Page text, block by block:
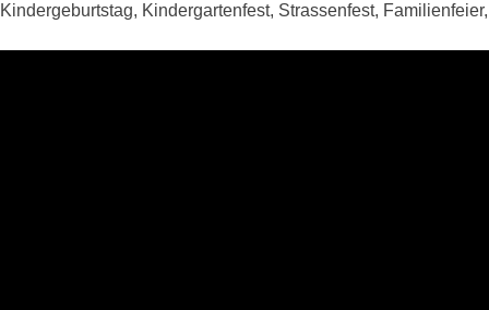
Kindergeburtstag, Kindergartenfest, Strassenfest, Familienfeier,